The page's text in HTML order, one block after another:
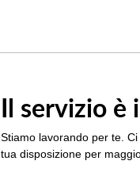
Il servizio
Stiamo lavorando per te.
tua disposizione per